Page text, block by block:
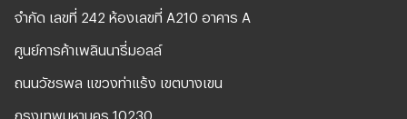
จํากัด เลขที่ 242 ห้องเลขที่ A210 อาคาร A
ศูนย์การค้าเพลินนารี่มอลล์
ถนนวัชรพล แขวงท่าแร้ง เขตบางเขน
กรุงเทพมหานคร 10230